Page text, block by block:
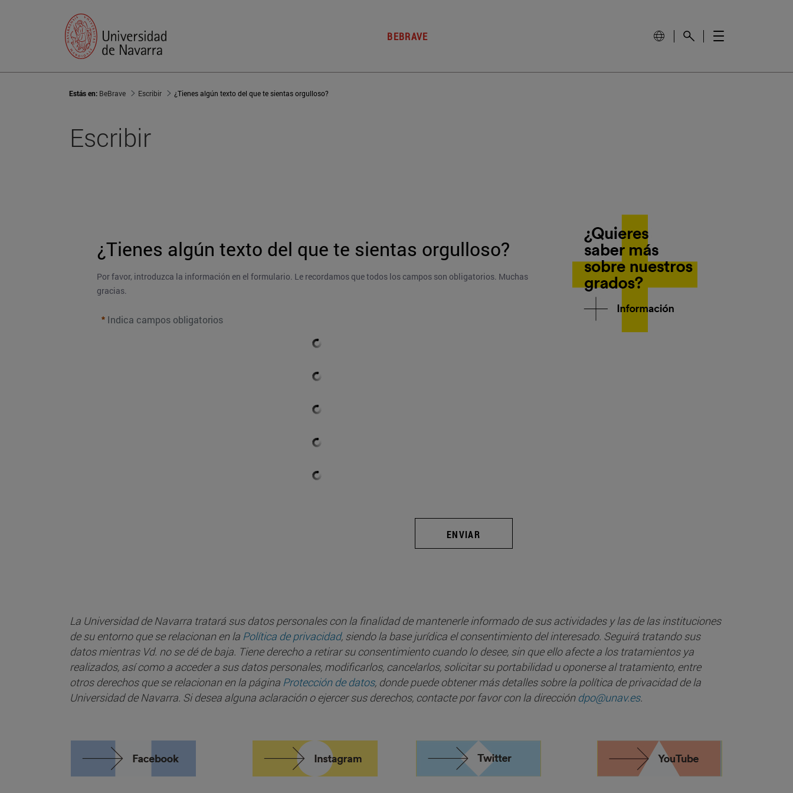
BEBRAVE
Estás en: BeBrave Escribir ¿Tienes algún texto del que te sientas orgulloso?
Escribir
¿Tienes algún texto del que te sientas orgulloso?
Por favor, introduzca la información en el formulario. Le recordamos que todos los campos son obligatorios. Muchas
gracias.
Indica campos obligatorios
ENVIAR
La Universidad de Navarra tratará sus datos personales con la finalidad de mantenerle informado de sus actividades y las de las instituciones
de su entorno que se relacionan en la Política de privacidad, siendo la base jurídica el consentimiento del interesado. Seguirá tratando sus
datos mientras Vd. no se dé de baja. Tiene derecho a retirar su consentimiento cuando lo desee, sin que ello afecte a los tratamientos ya
realizados, así como a acceder a sus datos personales, modificarlos, cancelarlos, solicitar su portabilidad u oponerse al tratamiento, entre
otros derechos que se relacionan en la página Protección de datos, donde puede obtener más detalles sobre la política de privacidad de la
Universidad de Navarra. Si desea alguna aclaración o ejercer sus derechos, contacte por favor con la dirección dpo@unav.es.